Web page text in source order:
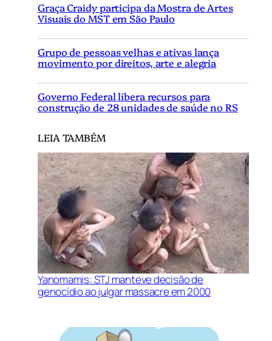
Graça Craidy participa da Mostra de Artes
Visuais do MST em São Paulo
Grupo de pessoas velhas e ativas lança
movimento por direitos, arte e alegria
Governo Federal libera recursos para
construção de 28 unidades de saúde no RS
LEIA TAMBÉM
Yanomamis: STJ manteve decisão de
genocídio ao julgar massacre em 2000